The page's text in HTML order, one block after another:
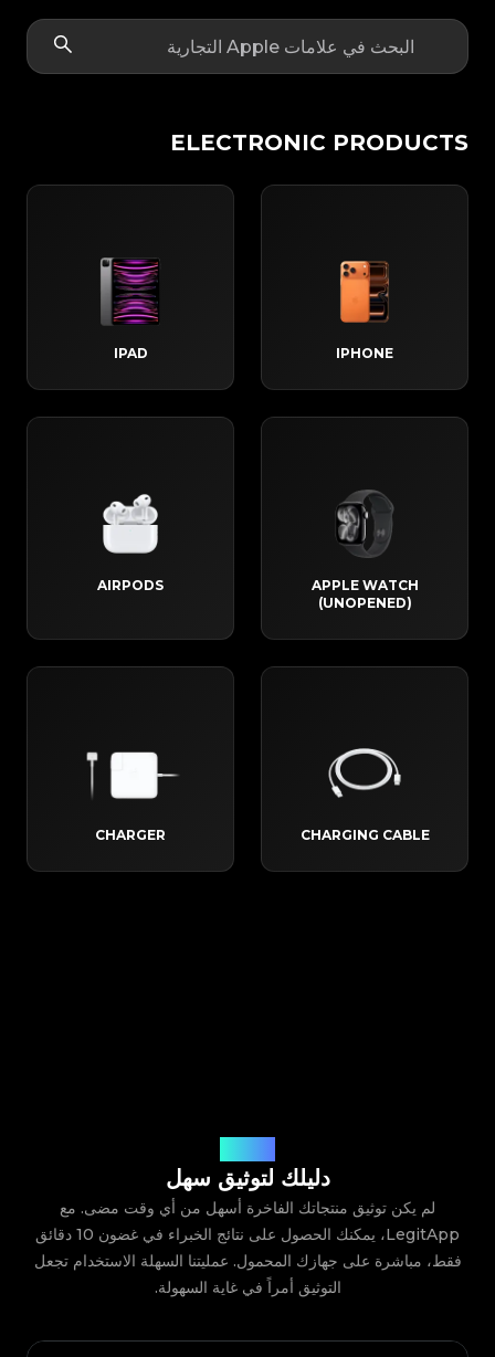
ELECTRONIC PRODUCTS
IPHONE
IPAD
APPLE WATCH
(UNOPENED)
AIRPODS
CHARGING CABLE
CHARGER
دليلك لتوثيق سهل
لم يكن توثيق منتجاتك الفاخرة أسهل من أي وقت مضى. مع
LegitApp، يمكنك الحصول على نتائج الخبراء في غضون 10 دقائق
فقط، مباشرة على جهازك المحمول. عمليتنا السهلة الاستخدام تجعل
التوثيق أمراً في غاية السهولة.